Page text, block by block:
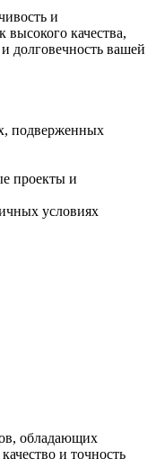
и
качества,
долговечность вашей
подверженных
проекты и
условиях
обладающих
и точность